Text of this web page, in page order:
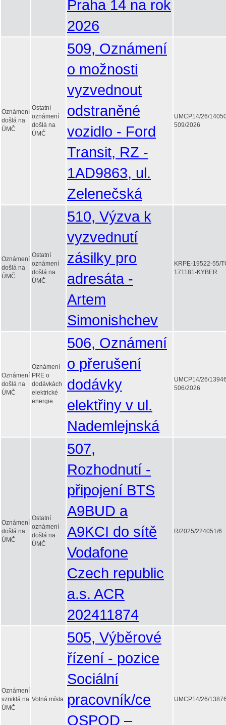
Praha 14 na rok
2026
Oznámení
došlá na
ÚMČ
Ostatní
oznámení
došlá na
ÚMČ
509, Oznámení
o možnosti
vyzvednout
odstraněné
vozidlo - Ford
Transit, RZ -
1AD9863, ul.
Zelenečská
UMCP14/26/
509/2026
Oznámení
došlá na
ÚMČ
Ostatní
oznámení
došlá na
ÚMČ
510, Výzva k
vyzvednutí
zásilky pro
adresáta -
Artem
Simonishchev
KRPE-19522-55/
171181-KYBER
Oznámení
došlá na
ÚMČ
Oznámení
PRE o
dodávkách
elektrické
energie
506, Oznámení
o přerušení
dodávky
elektřiny v ul.
Nademlejnská
UMCP14/26/
506/2026
Oznámení
došlá na
ÚMČ
Ostatní
oznámení
došlá na
ÚMČ
507,
Rozhodnutí -
připojení BTS
A9BUD a
A9KCI do sítě
Vodafone
Czech republic
a.s. ACR
202411874
R/2025/224051/6
Oznámení
vzniklá na
ÚMČ
Volná místa
505, Výběrové
řízení - pozice
Sociální
pracovník/ce
OSPOD –
UMCP14/26/